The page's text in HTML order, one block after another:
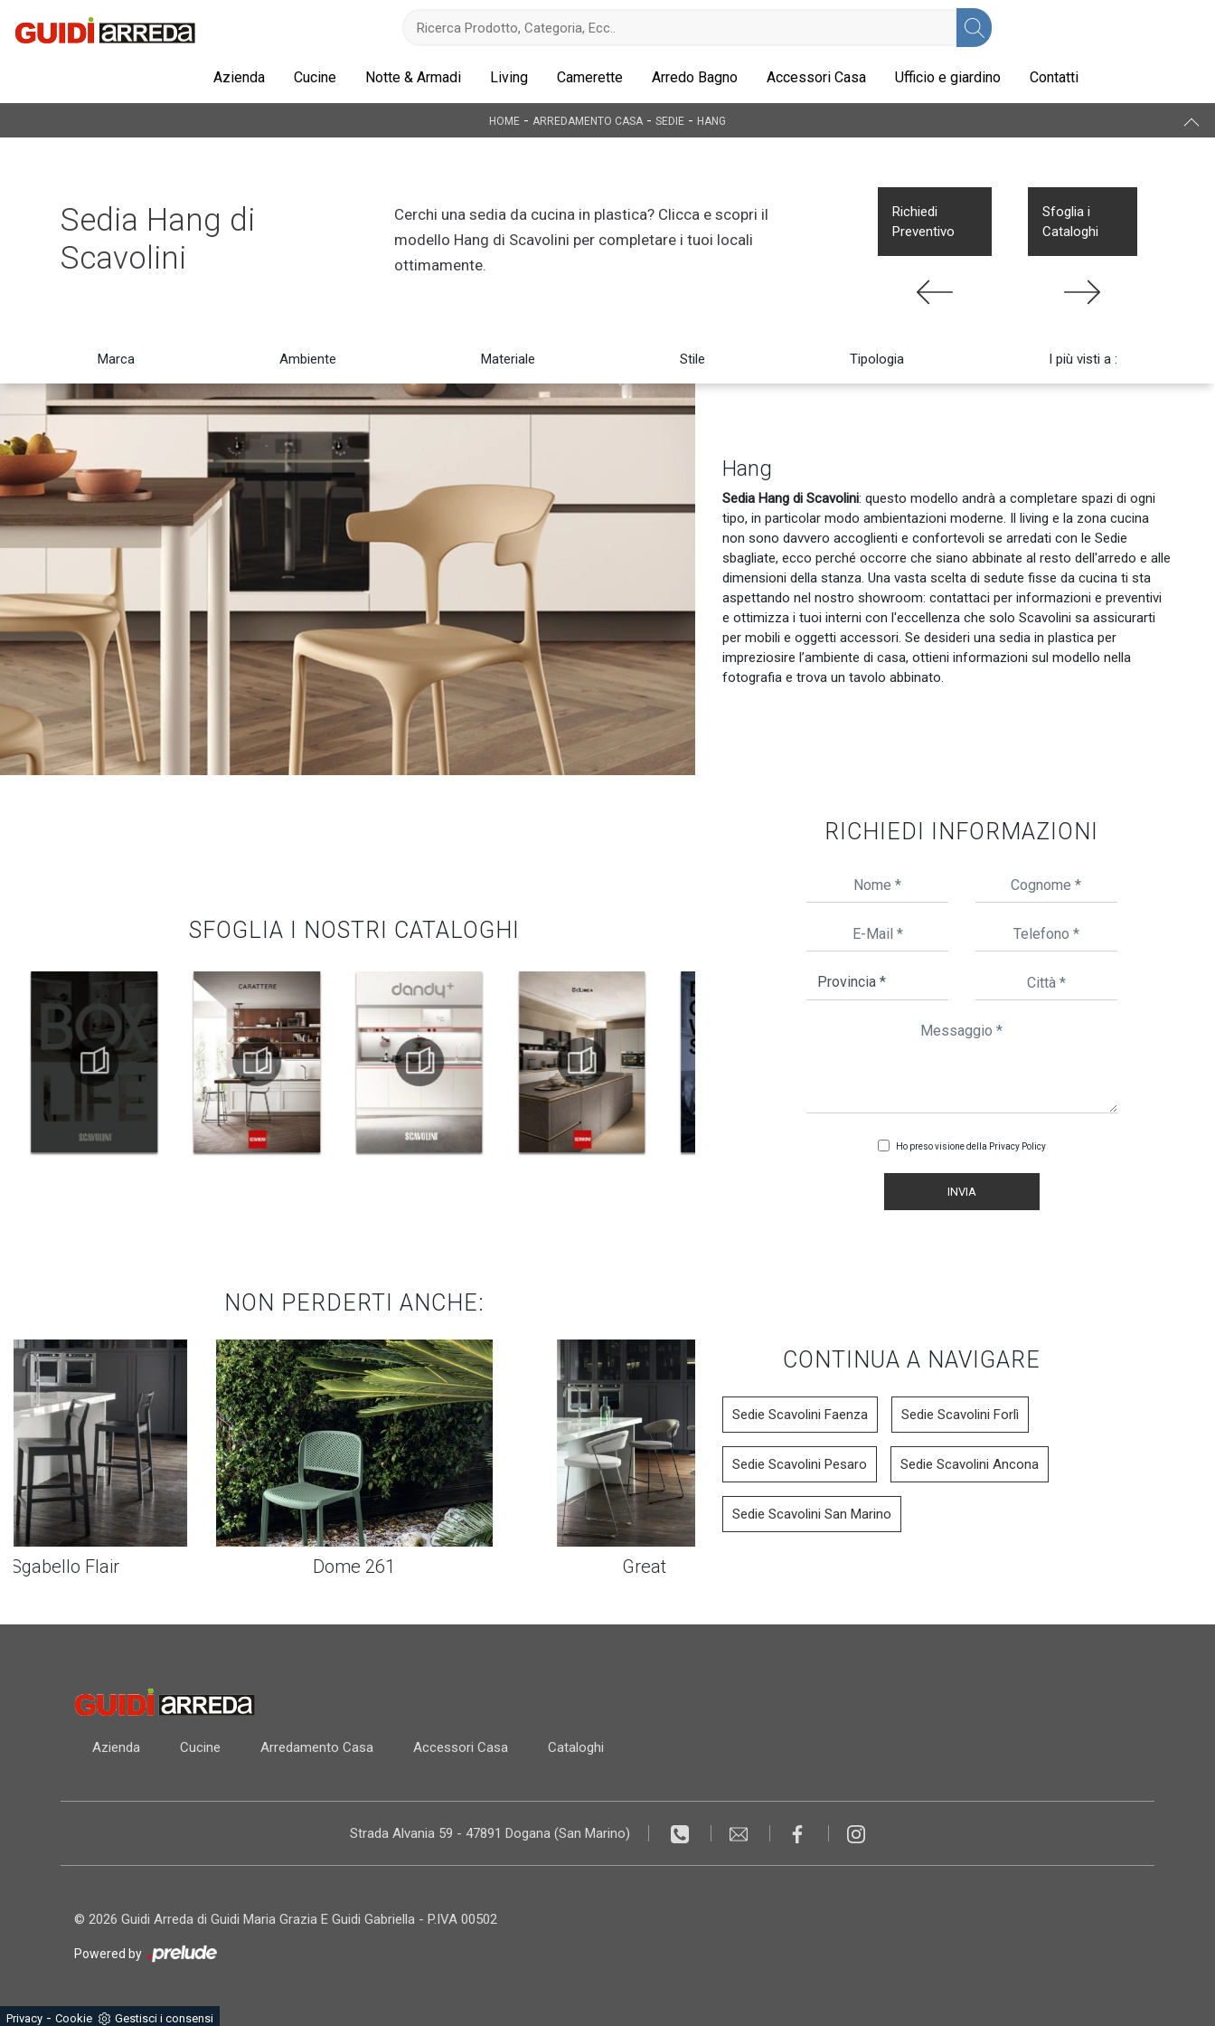
Azienda Cucine Notte & Armadi Living Camerette Arredo Bagno Accessori Casa Ufficio e giardino Contatti
HOME - ARREDAMENTO CASA - SEDIE - HANG
Sedia Hang di
Scavolini
Cerchi una sedia da cucina in plastica? Clicca e scopri il
modello Hang di Scavolini per completare i tuoi locali
ottimamente.
Richiedi
Preventivo
Sfoglia i
Cataloghi
Marca Ambiente Materiale Stile Tipologia I più visti a :
Hang
Sedia Hang di Scavolini: questo modello andrà a completare spazi di ogni
tipo, in particolar modo ambientazioni moderne. Il living e la zona cucina
non sono davvero accoglienti e confortevoli se arredati con le Sedie
sbagliate, ecco perché occorre che siano abbinate al resto dell'arredo e alle
dimensioni della stanza. Una vasta scelta di sedute fisse da cucina ti sta
aspettando nel nostro showroom: contattaci per informazioni e preventivi
e ottimizza i tuoi interni con l'eccellenza che solo Scavolini sa assicurarti
per mobili e oggetti accessori. Se desideri una sedia in plastica per
impreziosire l’ambiente di casa, ottieni informazioni sul modello nella
fotografia e trova un tavolo abbinato.
SFOGLIA I NOSTRI CATALOGHI
RICHIEDI INFORMAZIONI
Ho preso visione della Privacy Policy
INVIA
NON PERDERTI ANCHE:
Sgabello Flair Dome 261 Great
CONTINUA A NAVIGARE
Sedie Scavolini Faenza Sedie Scavolini Forlì
Sedie Scavolini Pesaro Sedie Scavolini Ancona
Sedie Scavolini San Marino
Azienda Cucine Arredamento Casa Accessori Casa Cataloghi
Strada Alvania 59 - 47891 Dogana (San Marino)
© 2026 Guidi Arreda di Guidi Maria Grazia E Guidi Gabriella - P.IVA 00502
Powered by
Privacy - Cookie Gestisci i consensi